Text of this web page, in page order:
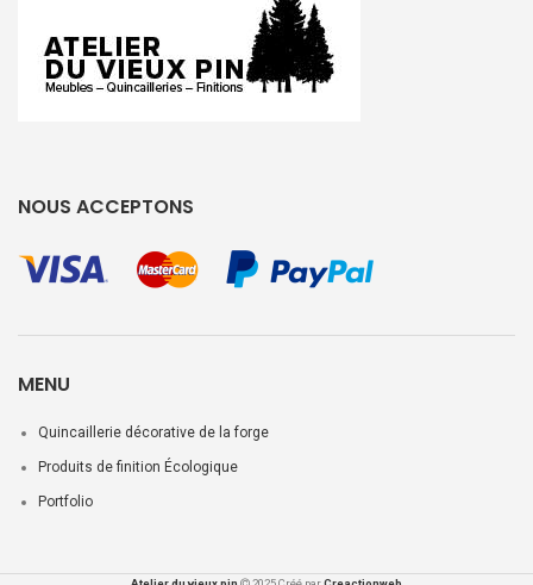
NOUS ACCEPTONS
MENU
Quincaillerie décorative de la forge
Produits de finition Écologique
Portfolio